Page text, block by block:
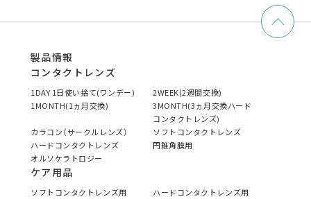
製品情報
コンタクトレンズ
1DAY 1日使い捨て(ワンデー)
2WEEK(2週間交換)
1MONTH(1ヵ月交換)
3MONTH(3ヵ月交換ハード
コンタクトレンズ)
カラコン（サークルレンズ）
ソフトコンタクトレンズ
ハードコンタクトレンズ
円錐角膜用
オルソケラトロジー
ケア用品
ソフトコンタクトレンズ用
ハードコンタクトレンズ用